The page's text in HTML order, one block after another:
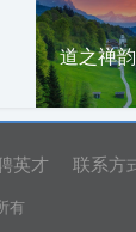
英才 联系方
有